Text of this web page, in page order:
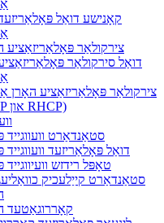
קאָנישע דואַל
צירקולאַר פּאָלאַריזאַציע
דואַל סירקולאַר
צירקולאַר פּאָלאַריזאַציע האָרן
(LHCP און RHCP)
סטאַנדאַרט
דואַל פּאָלאַריזעד
טאָפּל רידזש
סטאַנדאַרט קייַלעכיק
קאָררוגאַטעד